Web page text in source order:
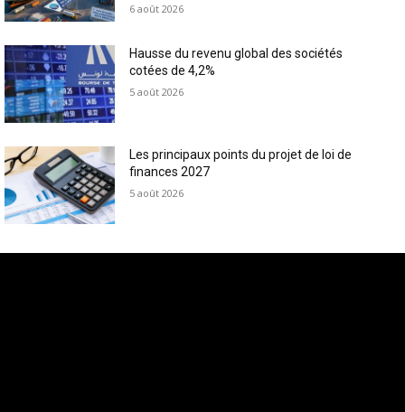
6 août 2026
Hausse du revenu global des sociétés
cotées de 4,2%
5 août 2026
Les principaux points du projet de loi de
finances 2027
5 août 2026